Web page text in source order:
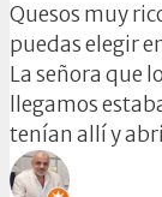
Quesos muy
puedas elegir
La señora que
llegamos
tenían allí y